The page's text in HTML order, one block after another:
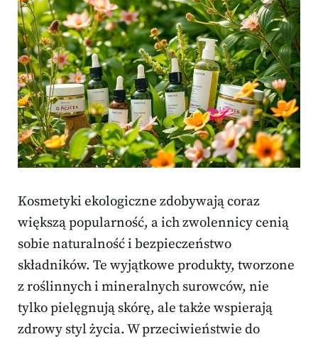
Kosmetyki ekologiczne zdobywają coraz
większą popularność, a ich zwolennicy cenią
sobie naturalność i bezpieczeństwo
składników. Te wyjątkowe produkty, tworzone
z roślinnych i mineralnych surowców, nie
tylko pielęgnują skórę, ale także wspierają
zdrowy styl życia. W przeciwieństwie do